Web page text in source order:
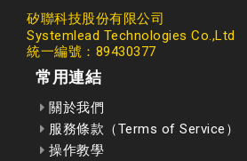
矽聯科技股份有限公司
Systemlead Technologies Co.,Ltd
統一編號：89430377
常用連結
關於我們
服務條款（Terms of Service）
操作教學